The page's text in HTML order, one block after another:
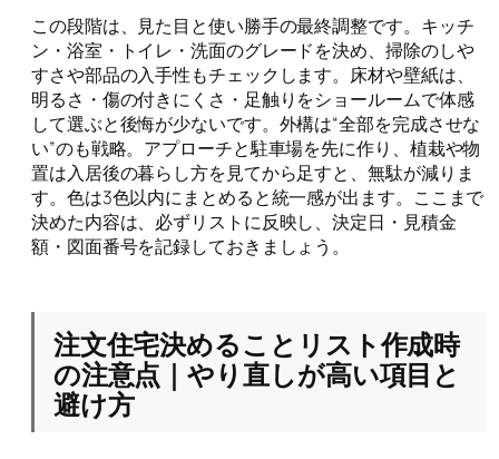
この段階は、見た目と使い勝手の最終調整です。キッチ
ン・浴室・トイレ・洗面のグレードを決め、掃除のしや
すさや部品の入手性もチェックします。床材や壁紙は、
明るさ・傷の付きにくさ・足触りをショールームで体感
して選ぶと後悔が少ないです。外構は“全部を完成させな
い”のも戦略。アプローチと駐車場を先に作り、植栽や物
置は入居後の暮らし方を見てから足すと、無駄が減りま
す。色は3色以内にまとめると統一感が出ます。ここまで
決めた内容は、必ずリストに反映し、決定日・見積金
額・図面番号を記録しておきましょう。
注文住宅決めることリスト作成時
の注意点｜やり直しが高い項目と
避け方